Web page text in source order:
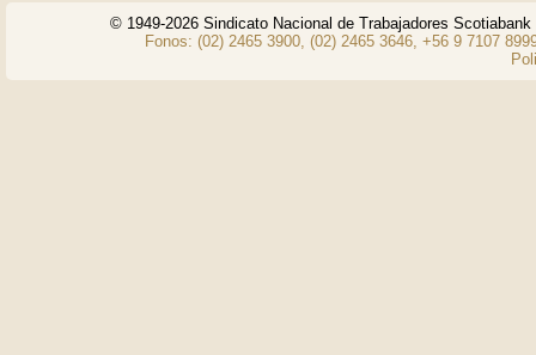
© 1949-2026 Sindicato Nacional de Trabajadores
Fonos: (02) 2465 3900, (02) 2465 3646, +56 9 7107